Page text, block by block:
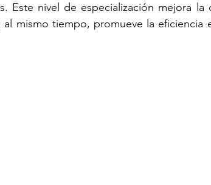
Este nivel de especialización mejora la
mismo tiempo, promueve la eficiencia